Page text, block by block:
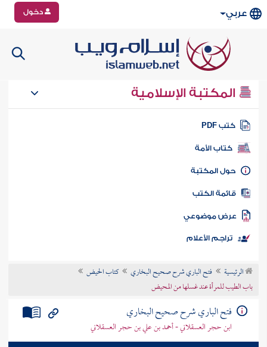
عربي دخول
المكتبة الإسلامية
كتب PDF
كتاب الأمة
المكتبة
الكتب
موضوعي
تراجم الأعلام
الرئيسية فتح الباري شرح صحيح البخاري
كتاب الحيض
باب الطيب للمرأة عند غسلها من المحيض
فتح الباري شرح صحيح البخاري
ابن حجر العسقلاني - أحمد بن علي بن حجر العسقلاني